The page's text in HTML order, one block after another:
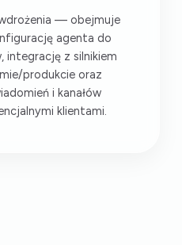
— obejmuje
agenta do
integrację z silnikiem
produkcie oraz
i kanałów
klientami.